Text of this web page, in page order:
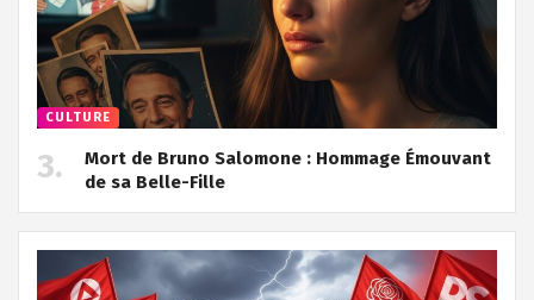
CULTURE
Mort de Bruno Salomone : Hommage Émouvant
de sa Belle-Fille